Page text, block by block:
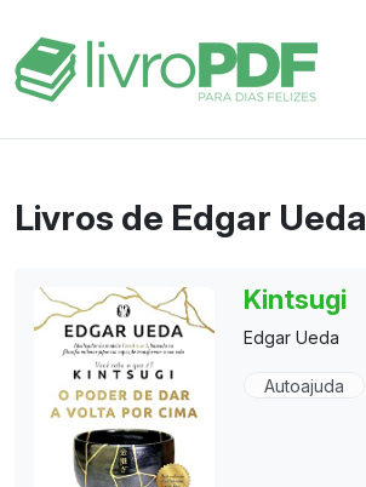
Livros de Edgar Ueda
Kintsugi
Edgar Ueda
Autoajuda